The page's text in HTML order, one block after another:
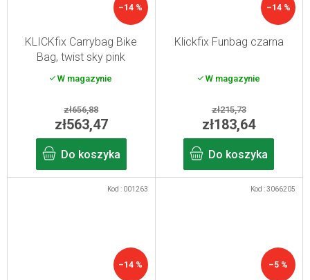
–14 %
KLICKfix Carrybag Bike
Bag, twist sky pink
W magazynie
zł656,88
zł563,47
Do koszyka
–14 %
Klickfix Funbag czarna
W magazynie
zł215,73
zł183,64
Do koszyka
–14 %
Kod : 001263
–5 %
Kod :3066205